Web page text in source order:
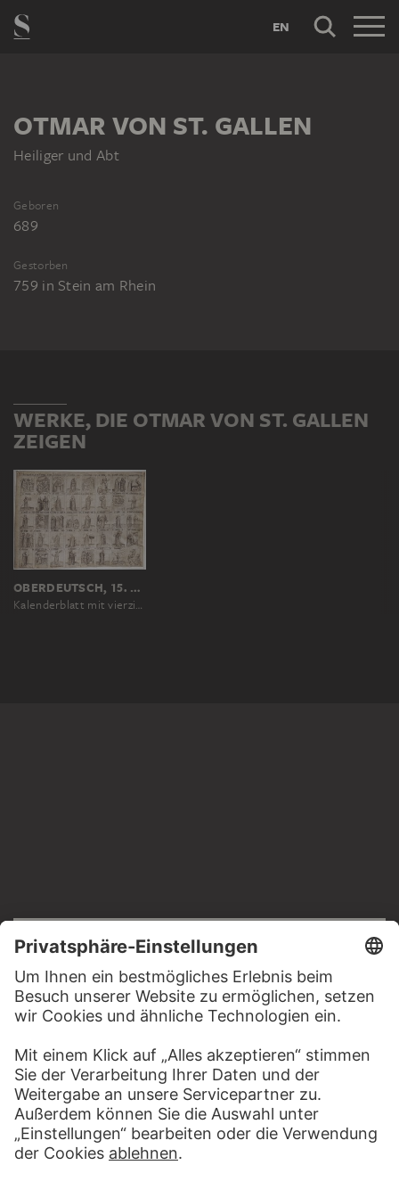
EN
OTMAR VON ST. GALLEN
Heiliger und Abt
Geboren
689
Gestorben
759 in Stein am Rhein
WERKE, DIE OTMAR VON ST. GALLEN
ZEIGEN
OBERDEUTSCH, 15. JAHRHUNDERT
Kalenderblatt mit vierzig Feldern
Impressum
Datenschutz
Copyright © 2026 Städel Museum
All rights reserved.
DIGITALE SAMMLUNG
Startseite
Werke
Künstler
Alben